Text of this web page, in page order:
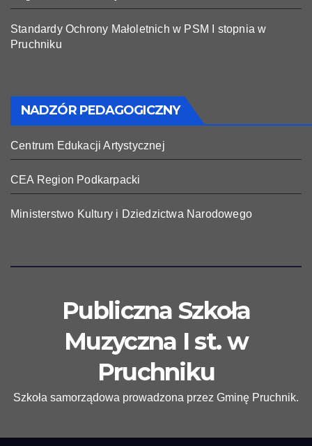
Standardy Ochrony Małoletnich w PSM I stopnia w
Pruchniku
NADZÓR PEDAGOGICZNY
Centrum Edukacji Artystycznej
CEA Region Podkarpacki
Ministerstwo Kultury i Dziedzictwa Narodowego
Publiczna Szkoła
Muzyczna I st. w
Pruchniku
Szkoła samorządowa prowadzona przez Gminę Pruchnik.